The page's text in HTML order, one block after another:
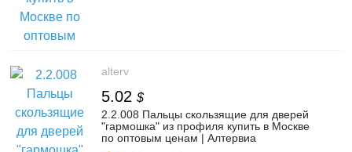
alterv
5.02 $
2.2.008 Пальцы скользящие для дверей
"гармошка" из профиля купить в Москве
по оптовым ценам | Алтервиа